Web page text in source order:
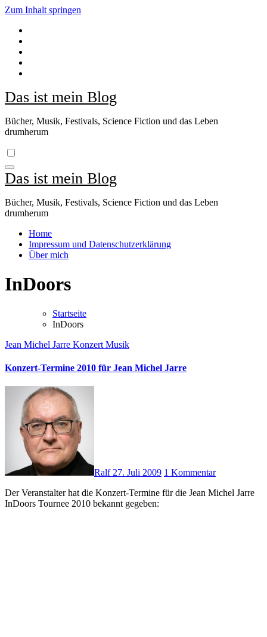
Zum Inhalt springen
Das ist mein Blog
Bücher, Musik, Festivals, Science Fiction und das Leben
drumherum
Das ist mein Blog
Bücher, Musik, Festivals, Science Fiction und das Leben
drumherum
Home
Impressum und Datenschutzerklärung
Über mich
InDoors
Startseite
InDoors
Jean Michel Jarre Konzert Musik
Konzert-Termine 2010 für Jean Michel Jarre
Ralf27. Juli 2009 1 Kommentar
Der Veranstalter hat die Konzert-Termine für die Jean Michel Jarre
InDoors Tournee 2010 bekannt gegeben: